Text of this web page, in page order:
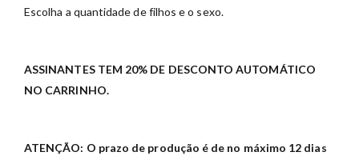
Escolha a quantidade de filhos e o sexo.
ASSINANTES TEM 20% DE DESCONTO AUTOMÁTICO
NO CARRINHO.
ATENÇÃO: O prazo de produção é de no máximo 12 dias